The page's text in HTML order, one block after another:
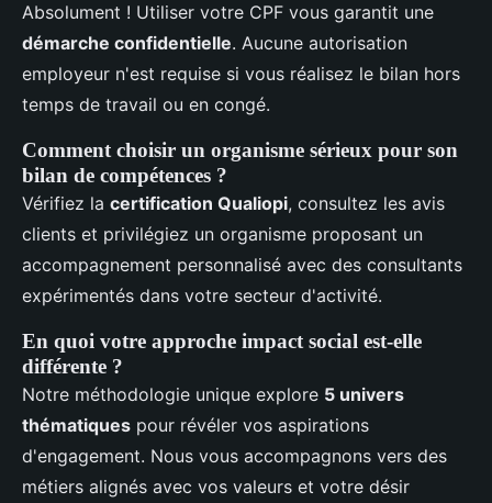
Absolument ! Utiliser votre CPF vous garantit une
démarche confidentielle. Aucune autorisation
employeur n'est requise si vous réalisez le bilan hors
temps de travail ou en congé.
Comment choisir un organisme sérieux pour son
bilan de compétences ?
Vérifiez la certification Qualiopi, consultez les avis
clients et privilégiez un organisme proposant un
accompagnement personnalisé avec des consultants
expérimentés dans votre secteur d'activité.
En quoi votre approche impact social est-elle
différente ?
Notre méthodologie unique explore 5 univers
thématiques pour révéler vos aspirations
d'engagement. Nous vous accompagnons vers des
métiers alignés avec vos valeurs et votre désir